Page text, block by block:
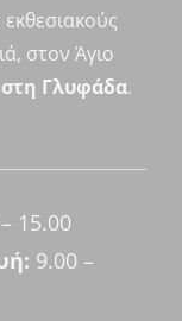
στον Άγιο
Γλυφάδα.
15.00
9.00 –